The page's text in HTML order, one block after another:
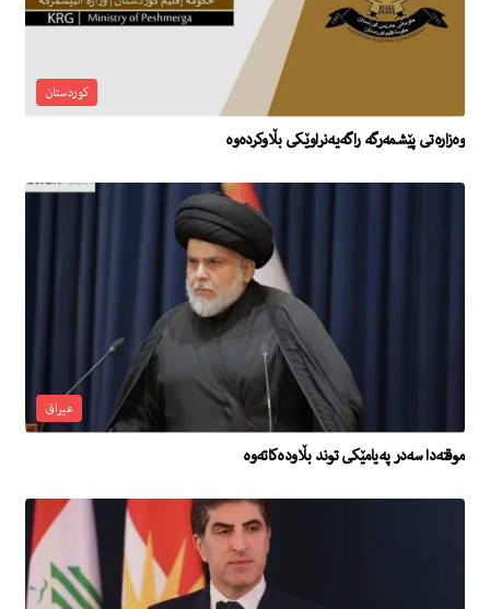
کوردستان
وەزارەتی پێشمەرگە راگەیەنراوێكی بڵاوكردەوە
عیراق
موقته‌دا سه‌در په‌یامێكى توند بڵاوده‌كاته‌وه‌